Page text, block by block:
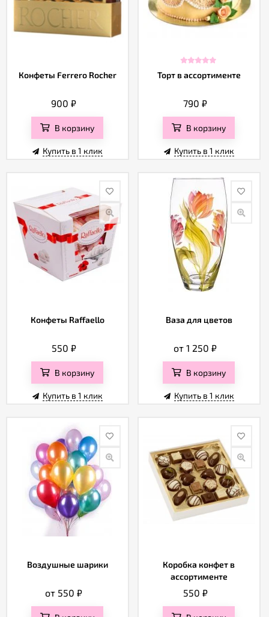
Конфеты Ferrero Rocher
900₽
В корзину
Купить в 1 клик
Торт в ассортименте
790₽
В корзину
Купить в 1 клик
Конфеты Raffaello
550 ₽
В корзину
Купить в 1 клик
Ваза для цветов
от 1 250₽
В корзину
Купить в 1 клик
Воздушные шарики
от 550₽
Коробка конфет в
ассортименте
550 ₽